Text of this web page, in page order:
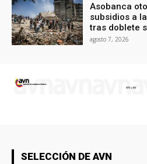
Asobanca
subsidios a
tras doblete
agosto 7, 2026
SELECCIÓN DE AVN